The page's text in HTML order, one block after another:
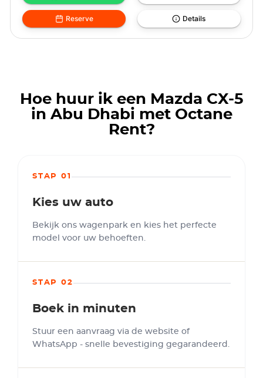
Reserve Details
Hoe huur ik een Mazda CX-5
in Abu Dhabi met Octane
Rent?
STAP 01
Kies uw auto
Bekijk ons wagenpark en kies het perfecte
model voor uw behoeften.
STAP 02
Boek in minuten
Stuur een aanvraag via de website of
WhatsApp - snelle bevestiging gegarandeerd.